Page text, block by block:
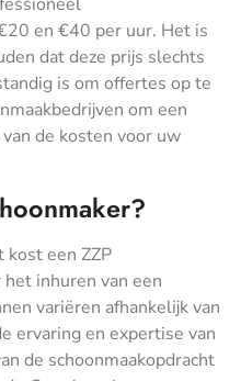
en €40 per uur. Het is
dat deze prijs slechts
is om offertes op te
om een
de kosten voor uw
kost een ZZP
inhuren van een
variëren afhankelijk van
ervaring en expertise van
de schoonmaakopdracht